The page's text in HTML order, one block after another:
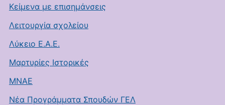
Κείμενα με επισημάνσεις
Λειτουργία σχολείου
Λύκειο Ε.Α.Ε.
Μαρτυρίες Ιστορικές
ΜΝΑΕ
Νέα Προγράμματα Σπουδών ΓΕΛ